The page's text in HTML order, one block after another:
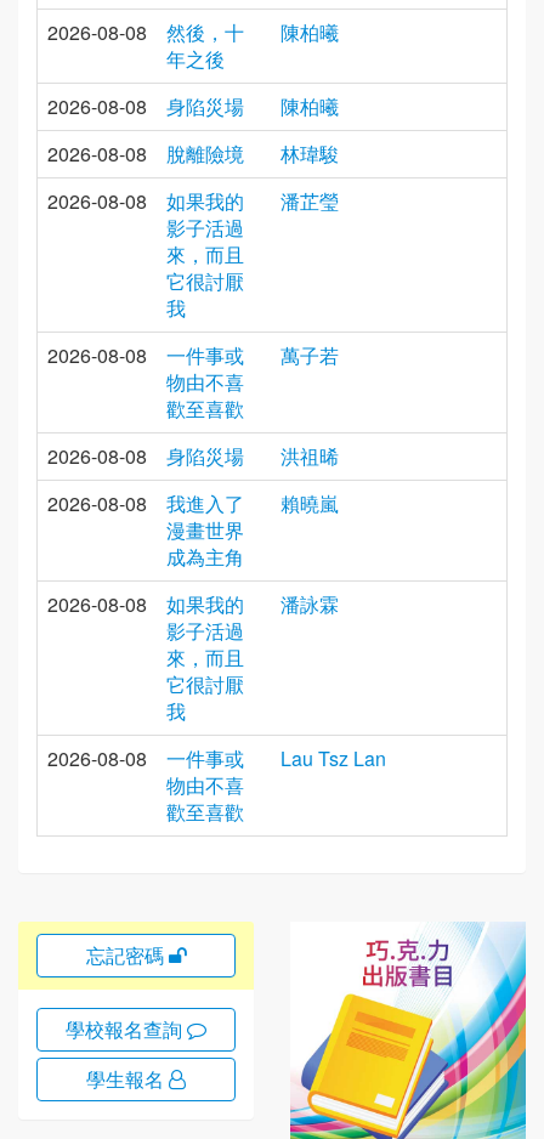
2026-08-08
然後，十
年之後
陳柏曦
2026-08-08 身陷災場
陳柏曦
2026-08-08
脫離險境
林瑋駿
2026-08-08
如果我的
影子活過
來，而且
它很討厭
我
潘芷瑩
2026-08-08
一件事或
物由不喜
歡至喜歡
萬子若
2026-08-08 身陷災場
洪祖晞
2026-08-08
我進入了
漫畫世界
成為主角
賴曉嵐
2026-08-08
如果我的
影子活過
來，而且
它很討厭
我
潘詠霖
2026-08-08
一件事或
物由不喜
歡至喜歡
Lau Tsz Lan
忘記密碼
學校報名查詢
學生報名